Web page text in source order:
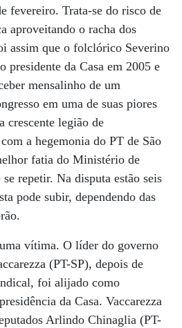
fevereiro. Trata-se do risco de
aproveitando o racha dos
assim que o folclórico Severino
presidente da Casa em 2005 e
mensalinho de um
em uma de suas piores
crescente legião de
a hegemonia do PT de São
fatia do Ministério de
repetir. Na disputa estão seis
pode subir, dependendo das
vítima. O líder do governo
(PT-SP), depois de
foi alijado como
da Casa. Vaccarezza
Arlindo Chinaglia (PT-